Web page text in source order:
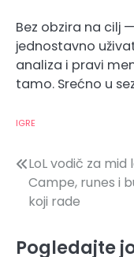
Bez obzira na cilj
jednostavno
analiza i pravi
tamo. Srećno u
IGRE
Post
navigation
LoL vodič za mid
Campe, runes i
koji rade
Pogledajte